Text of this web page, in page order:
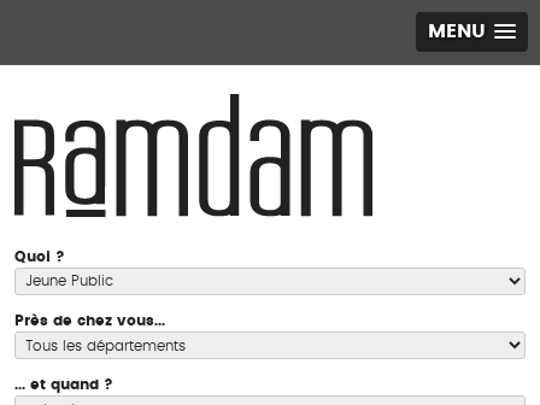
MENU
Quoi ?
Près de chez vous...
... et quand ?